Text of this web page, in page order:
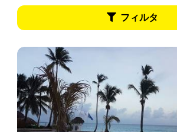
フィルタ